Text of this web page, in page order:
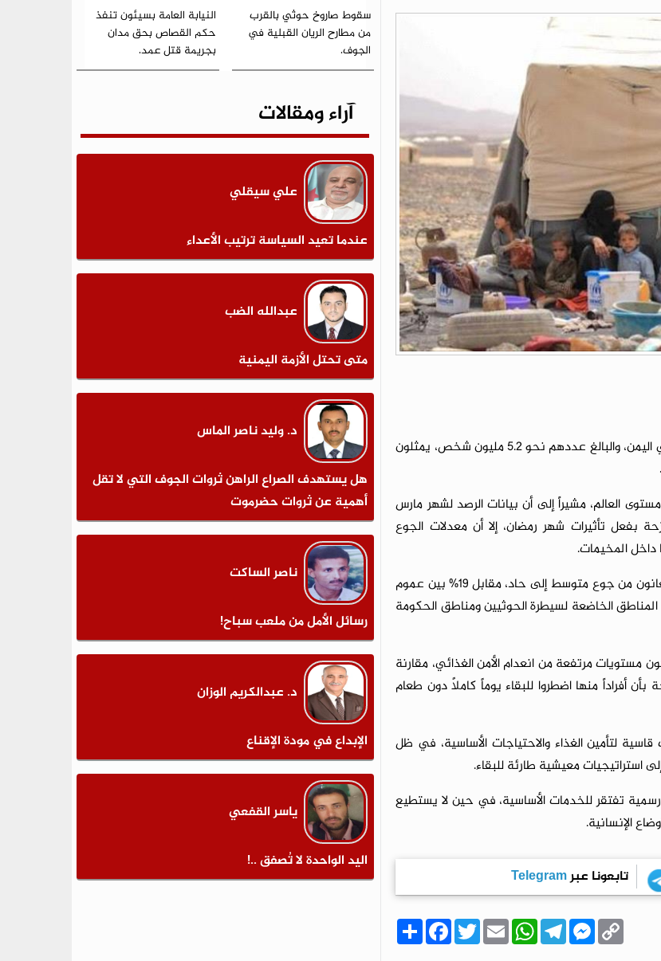
كشف برنامج الغذاء العالمي في تقرير حديث أن النازحين داخلياً في اليمن، والبالغ عددهم نحو 5.2 مليون شخص، يمثلون
العالم، مشيراً إلى أن بيانات الرصد لشهر مارس
بفعل تأثيرات شهر رمضان، إلا أن معدلات الجوع
داخل المخيمات.
وبحسب التقرير، فإن نحو 39% من النازحين الذين شملهم المسح يعانون من جوع متوسط إلى حاد، مقابل 19% بين عموم
الخاضعة لسيطرة الحوثيين ومناطق الحكومة
مستويات مرتفعة من انعدام الأمن الغذائي، مقارنة
بأن أفراداً منها اضطروا للبقاء يوماً كاملاً دون طعام
قاسية لتأمين الغذاء والاحتياجات الأساسية، في ظل
استراتيجيات معيشية طارئة للبقاء.
تفتقر للخدمات الأساسية، في حين لا يستطيع
الإنسانية.
تابعونا عبرTelegram
ا
ن
ش
F
a
c
T
wi
E
m
a
W
h
a
T
el
M
e
s
C
o
p
سقوط صاروخ حوثي بالقرب
من مطارح الريان القبلية في
الجوف.
النيابة العامة بسيئون تنفذ
حكم القصاص بحق مدان
بجريمة قتل عمد.
آراء ومقالات
علي سيقلي
عندما تعيد السياسة ترتيب الأعداء
عبدالله الضب
متى تحتل الأزمة اليمنية
د. وليد ناصر الماس
هل يستهدف الصراع الراهن ثروات الجوف التي لا تقل
أهمية عن ثروات حضرموت
ناصر الساكت
رسائل الأمل من ملعب سباح!
د. عبدالكريم الوزان
الإبداع في مودة الإقناع
ياسر القفعي
اليد الواحدة لا تُصفق ..!